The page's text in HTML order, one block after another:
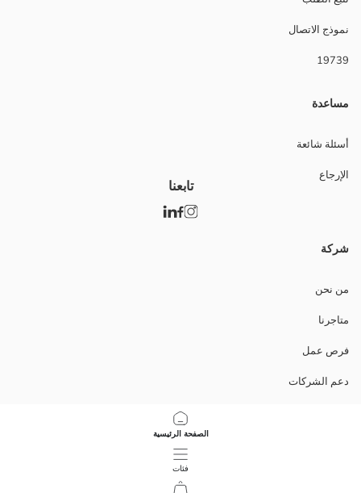
الصفحة الرئيسية
فئات
نموذج الاتصال
19739
مساعدة
أسئلة شائعة
الإرجاع
شركة
من نحن
متاجرنا
فرص عمل
دعم الشركات
تابعنا